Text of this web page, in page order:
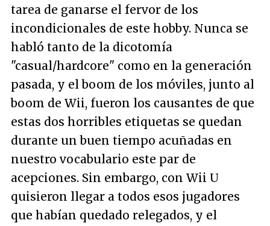
tarea de ganarse el fervor de los
incondicionales de este hobby. Nunca se
habló tanto de la dicotomía
"casual/hardcore" como en la generación
pasada, y el boom de los móviles, junto al
boom de Wii, fueron los causantes de que
estas dos horribles etiquetas se quedan
durante un buen tiempo acuñadas en
nuestro vocabulario este par de
acepciones. Sin embargo, con Wii U
quisieron llegar a todos esos jugadores
que habían quedado relegados, y el